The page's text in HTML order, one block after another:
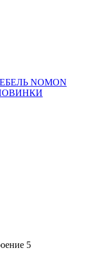
NOMON
5